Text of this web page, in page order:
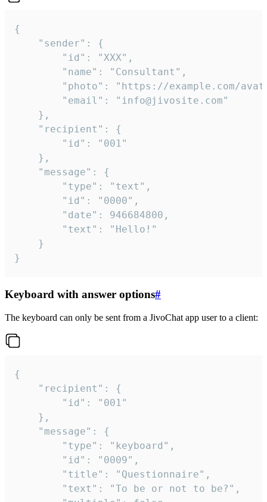
{
}
Keyboard with answer options#
The keyboard can only be sent from a JivoChat app user to a client:
{